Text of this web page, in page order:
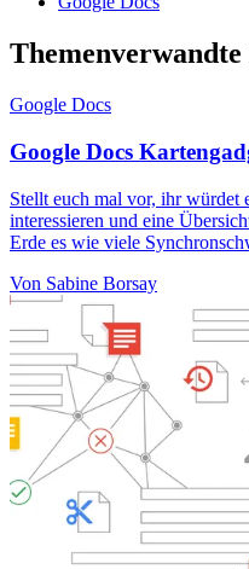
Themenverwandte
Google Docs
Google Docs
Stellt euch mal vor, ihr würdet
interessieren und eine
Erde es wie viele
Von Sabine Borsay